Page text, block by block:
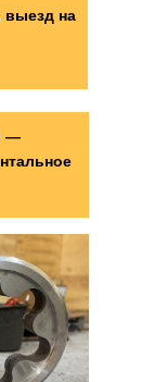
выезд на
—